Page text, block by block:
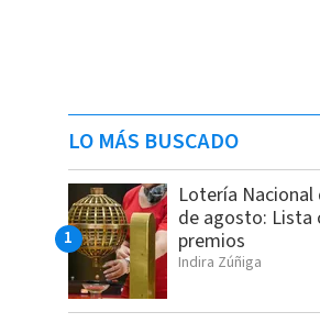
LO MÁS BUSCADO
Lotería
de agosto: Lista
premios
Indira Zúñiga